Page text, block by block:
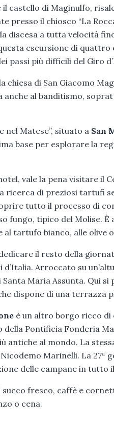
castello di Maginulfo,
presso il chiosco “La
discesa a tutta velocità
escursione di
passi più difficili del Giro
chiesa di San Giacomo
al banditismo,
nel Matese”, situato a San
base per esplorare la
vale la pena visitare il
ricerca di preziosi tartufi
tutto il processo di
fungo, tipico del Molise.
tartufo bianco, alle olive
il resto della
Arroccato su
Maria Assunta. Qui
dispone di una terrazza
è un altro borgo ricco di
della Pontificia Fonderia
antiche al mondo. La
Marinelli. La 27ª
delle campane in tutto
succo fresco, caffè e
o cena.